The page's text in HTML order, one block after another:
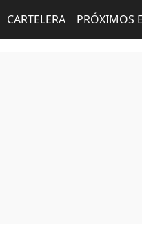
CARTELERA PRÓXIMOS